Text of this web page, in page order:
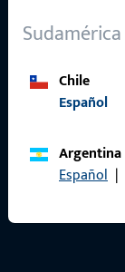
Sudamérica
Chile
Español
Argentina
Español |